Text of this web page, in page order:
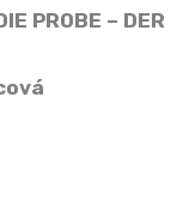
PROBE – DER